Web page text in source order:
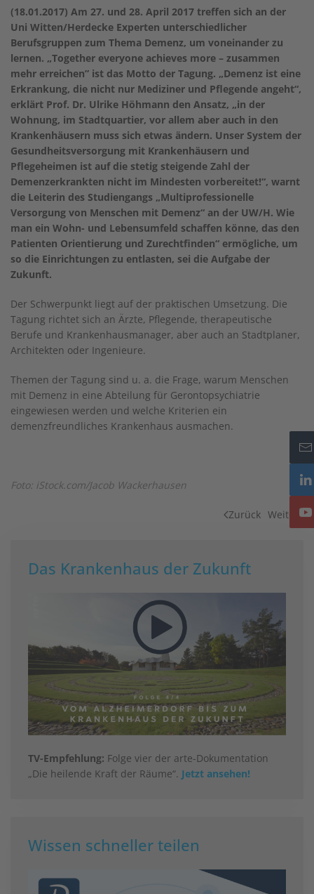
(18.01.2017) Am 27. und 28. April 2017 treffen sich an der
Uni Witten/Herdecke Experten unterschiedlicher
Berufsgruppen zum Thema Demenz, um voneinander zu
lernen. „Together everyone achieves more – zusammen
mehr erreichen” ist das Motto der Tagung. „Demenz ist eine
Erkrankung, die nicht nur Mediziner und Pflegende angeht“,
erklärt Prof. Dr. Ulrike Höhmann den Ansatz, „in der
Wohnung, im Stadtquartier, vor allem aber auch in den
Krankenhäusern muss sich etwas ändern. Unser System der
Gesundheitsversorgung mit Krankenhäusern und
Pflegeheimen ist auf die stetig steigende Zahl der
Demenzerkrankten nicht im Mindesten vorbereitet!“, warnt
die Leiterin des Studiengangs „Multiprofessionelle
Versorgung von Menschen mit Demenz“ an der UW/H. Wie
man ein Wohn- und Lebensumfeld schaffen könne, das den
Patienten Orientierung und Zurechtfinden“ ermögliche, um
so die Einrichtungen zu entlasten, sei die Aufgabe der
Zukunft.
Der Schwerpunkt liegt auf der praktischen Umsetzung. Die
Tagung richtet sich an Ärzte, Pflegende, therapeutische
Berufe und Krankenhausmanager, aber auch an Stadtplaner,
Architekten oder Ingenieure.
Themen der Tagung sind u. a. die Frage, warum Menschen
mit Demenz in eine Abteilung für Gerontopsychiatrie
eingewiesen werden und welche Kriterien ein
demenzfreundliches Krankenhaus ausmachen.
Foto: iStock.com/Jacob Wackerhausen
Zurück Weiter
Das Krankenhaus der Zukunft
TV-Empfehlung: Folge vier der arte-Dokumentation
„Die heilende Kraft der Räume“. Jetzt ansehen!
Wissen schneller teilen